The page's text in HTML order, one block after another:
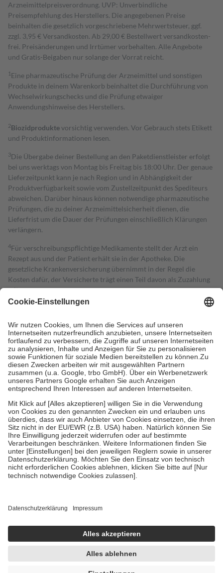
Arzneimittelpreisverordnung. UVP: Unverbindliche
Preisempfehlung des Herstellers. Die angegebenen Preise
beinhalten die gesetzlich vorgeschriebene Mehrwertsteuer, ggf.
zzgl. 3,95 € Versandkosten. Ab 29,00 € Bestell­wert versand­kosten­
frei. Preisänderungen und Irrtümer vorbehalten. Alle Angebote
und Gratis-Beigaben nur solange der Vorrat reicht.
1 Eine pharmazeutische Prüfung der Arzneimittel und sonstigen
Produkte in deinem Warenkorb beinhaltet die Durchführung von
Wechselwirkungschecks und die Prüfung etwaiger
Anwendungshinweise des Herstellers.
2Biozidproduktevorsichtig verwenden. Vor Gebrauch stets Etikett
und Produktinformationen lesen.
3Die Übergabe deiner Bestellung an den Paketdienstleister erfolgt
bei uns werktags von Montag bis Freitag bis 18:00 Uhr. Der genaue
Lieferzeitpunkt kann je nach Region und in Abhängigkeit der
Produktverfügbarkeit sowie vom Zustellzeitpunkt des Spediteurs
abweichen. Darüber hinaus können notwendige pharmazeutische
Prüfungen, die zu deiner Arzneimittelsicherheit dienen, die
Lieferfrist um die Dauer der Prüfungen einschließlich Klärungen
verlängern.
4Für verschreibungspflichtige Medikamente stellt der Arzt ein
Rezept aus und der Patient erhält sie in der Apotheke. Die
gesetzliche Krankenversicherung übernimmt in der Regel die
Kosten dafür, der Versicherte trägt einen Teil davon als Zuzahlung
mit.
Grundsätzlich leisten Mitglieder Zuzahlungen in Höhe von zehn
höchstens zehn Euro.
Es sind jedoch nie mehr als die tatsächlichen
Kosten der Leistung zu entrichten.
Diese Regeln gelten grundsätzlich auch für Online-Apotheken.
Bei Heilmitteln und häuslicher Krankenpflege beträgt die
Zuzahlung zehn Prozent der Kosten sowie zehn Euro je
Verordnung.
Um das Engagement der Versicherten für ihre eigene Gesundheit zu
stärken und die besondere Stellung der Familie zu unterstützen,
fallenkeine Zuzahlungenan bei:
• Kindern und Jugendlichen bis zum vollendeten 18. Lebensjahr
mit Ausnahme der Fahrkosten
• Untersuchungen zur Vorsorge und Früherkennung, die von der
GKV getragen werden
• empfohlenen Schutzimpfungen
• Harn- und Blutteststreifen
getroffen, um sicherzustellen, dass es sich um echte Bewertungen
https://help.etrusted.com/hc/de/articles/4419944605341
Einige Bilder und Inhalte wurden unter Zuhilfenahme künstlicher